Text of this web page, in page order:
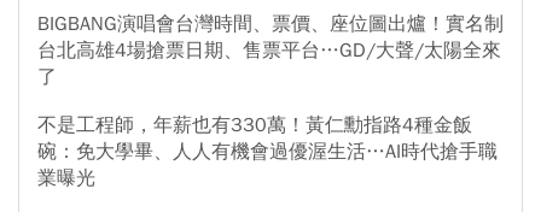
BIGBANG演唱會台灣時間、票價、座位圖出爐！實名制
台北高雄4場搶票日期、售票平台…GD/大聲/太陽全來
了
不是工程師，年薪也有330萬！黃仁勳指路4種金飯
碗：免大學畢、人人有機會過優渥生活…AI時代搶手職
業曝光